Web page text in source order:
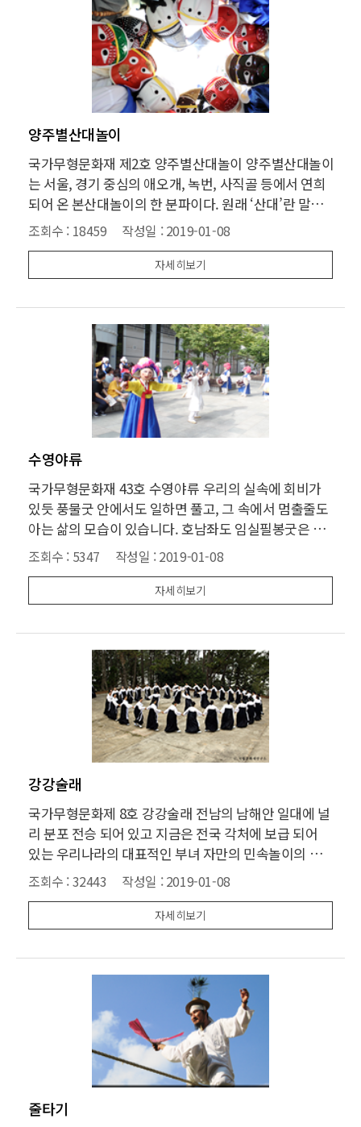
양주별산대놀이
국가무형문화재 제2호 양주별산대놀이 양주별산대놀이
는 서울, 경기 중심의 애오개, 녹번, 사직골 등에서 연희
되어 온 본산대놀이의 한 분파이다. 원래 ‘산대’란 말은
잡희를 노는 일종의 높은 무대배경이나 무대를 가리키
는 말로, 산대놀이란 중부지방의 탈춤을 가리키는 말이
다. 본산대놀이가 사라진 오늘날, 산대놀이라 하면 바로
양주별산대놀이를 가리
조회수 : 18459 작성일 :2019-01-08
자세히보기
수영야류
국가무형문화재 43호 수영야류 우리의 실속에 회비가
있듯 풍물굿 안에서도 일하면 풀고, 그 속에서 멈출줄도
아는 삶의 모습이 있습니다. 호남좌도 임실필봉굿은 자
연과 함께, 삶과 함께 존재하며 그 유구한 예맥을 가지고
있습니다. 우리소리를 듣고 우리에게 맞는 이야기를 하
여 더불어 나누고 어우러지는 판을 찾고자 합니다. 수영
야류는 들놀음
조회수 : 5347 작성일 :2019-01-08
자세히보기
강강술래
국가무형문화제 8호 강강술래 전남의 남해안 일대에 널
리 분포 전승 되어 있고 지금은 전국 각처에 보급 되어
있는 우리나라의 대표적인 부녀 자만의 민속놀이의 하
나로 대표적인 절기인 설, 대보름, 단오, 백중, 추석, 9월
중구 밤에 연행되었으며, 특히 팔월 추석날 밤에 대대적
으로 마을 부녀자들이 떼를 지어 나와서 노래와 춤으로
원형을 이루면
조회수 :32443 작성일 :2019-01-08
자세히보기
줄타기